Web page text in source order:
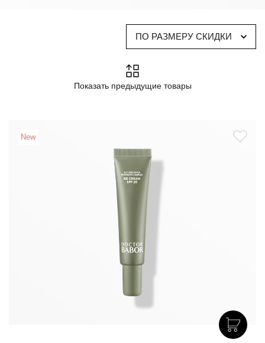
ПО РАЗМЕРУ СКИДКИ
Показать предыдущие товары
New